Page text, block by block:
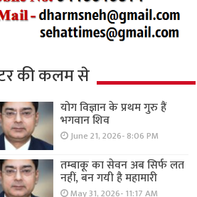
की कलम से
योग विज्ञान के प्रथम गुरु हैं
भगवान शिव
June 21, 2026- 8:06 PM
तम्बाकू का सेवन अब सिर्फ लत
नहीं, बन गयी है महामारी